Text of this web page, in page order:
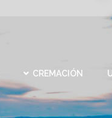
CREMACIÓN